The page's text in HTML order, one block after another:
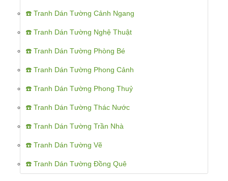
☎️ Tranh Dán Tường Cảnh Ngang
☎️ Tranh Dán Tường Nghệ Thuật
☎️ Tranh Dán Tường Phòng Bé
☎️ Tranh Dán Tường Phong Cảnh
☎️ Tranh Dán Tường Phong Thuỷ
☎️ Tranh Dán Tường Thác Nước
☎️ Tranh Dán Tường Trần Nhà
☎️ Tranh Dán Tường Vẽ
☎️ Tranh Dán Tường Đồng Quê